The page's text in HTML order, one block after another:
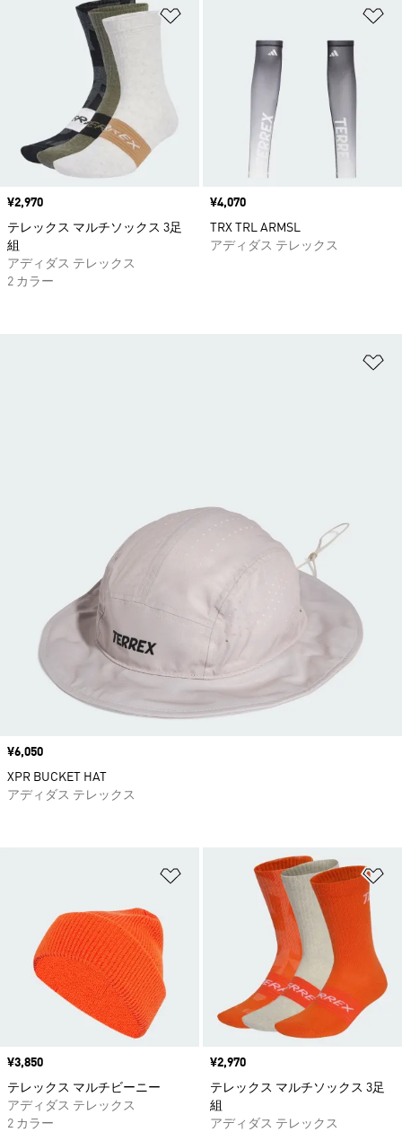
価格
¥2,970
テレックス マルチソックス 3足
組
アディダス テレックス
2 カラー
価格
¥4,070
TRX TRL ARMSL
アディダス テレックス
ほしいものリストに追加
価格
¥3,850
テレックス マルチビーニー
アディダス テレックス
2 カラー
価格
¥2,970
テレックス マルチソックス 3足
組
アディダス テレックス
価格
¥6,050
XPR BUCKET HAT
アディダス テレックス